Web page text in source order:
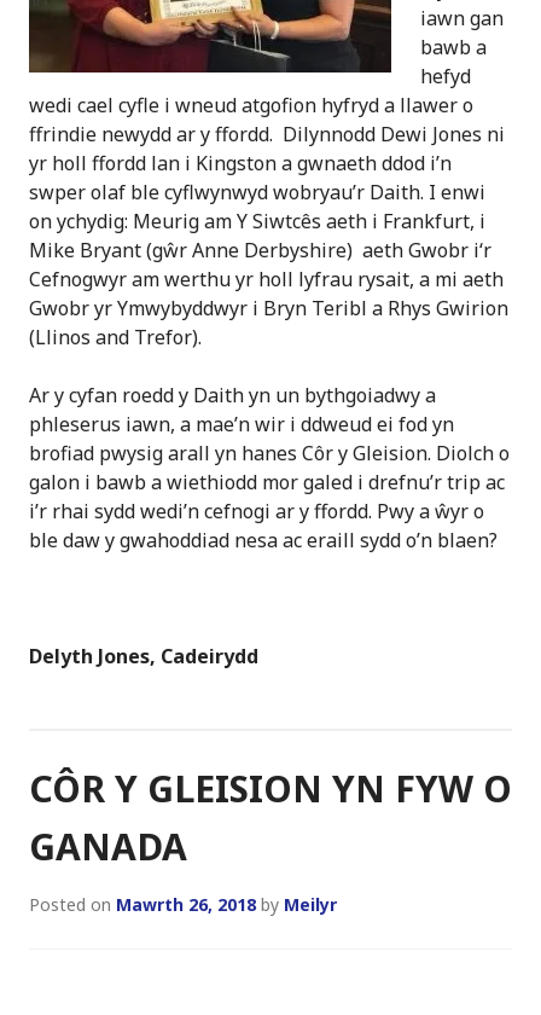
iawn gan
bawb a
hefyd
wedi cael cyfle i wneud atgofion hyfryd a llawer o
ffrindie newydd ar y ffordd. Dilynnodd Dewi Jones ni
yr holl ffordd lan i Kingston a gwnaeth ddod i’n
swper olaf ble cyflwynwyd wobryau’r Daith. I enwi
on ychydig: Meurig am Y Siwtcês aeth i Frankfurt, i
Mike Bryant (gŵr Anne Derbyshire) aeth Gwobr i‘r
Cefnogwyr am werthu yr holl lyfrau rysait, a mi aeth
Gwobr yr Ymwybyddwyr i Bryn Teribl a Rhys Gwirion
(Llinos and Trefor).
Ar y cyfan roedd y Daith yn un bythgoiadwy a
phleserus iawn, a mae’n wir i ddweud ei fod yn
brofiad pwysig arall yn hanes Côr y Gleision. Diolch o
galon i bawb a wiethiodd mor galed i drefnu’r trip ac
i’r rhai sydd wedi’n cefnogi ar y ffordd. Pwy a ŵyr o
ble daw y gwahoddiad nesa ac eraill sydd o’n blaen?
Delyth Jones, Cadeirydd
CÔR Y GLEISION YN FYW O
GANADA
Posted on Mawrth 26, 2018by Meilyr